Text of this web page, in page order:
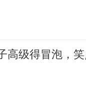
高级得冒泡，